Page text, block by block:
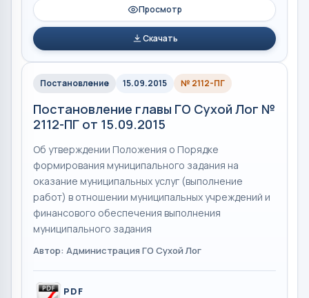
Просмотр
Скачать
Постановление 15.09.2015 № 2112-ПГ
Постановление главы ГО Сухой Лог №
2112-ПГ от 15.09.2015
Об утверждении Положения о Порядке
формирования муниципального задания на
оказание муниципальных услуг (выполнение
работ) в отношении муниципальных учреждений и
финансового обеспечения выполнения
муниципального задания
Автор: Администрация ГО Сухой Лог
PDF